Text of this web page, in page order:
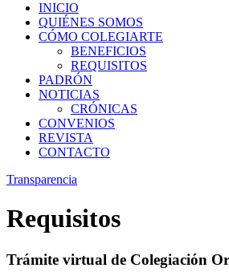
INICIO
QUIÉNES SOMOS
CÓMO COLEGIARTE
BENEFICIOS
REQUISITOS
PADRÓN
NOTICIAS
CRÓNICAS
CONVENIOS
REVISTA
CONTACTO
Transparencia
Requisitos
Trámite virtual de Colegiación